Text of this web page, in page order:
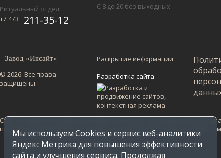
Ритуальный отдел:
+7 473 211-35-12
С 8 до 20 без выходных
Завод «Инсайт»
© 2026. Все права
защищены.
Раскрытие информации
Разработка сайта
Сайт не является публичной офертой и несет ознакомительный
по Воронежской области. Стоимость в других регионах уточняйте
Мы используем Cookies и сервис веб-аналитики
Яндекс Метрика для повышения эффективности
сайта и улучшения сервиса. Продолжая